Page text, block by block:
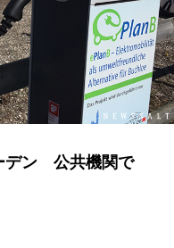
デン 公共機関で